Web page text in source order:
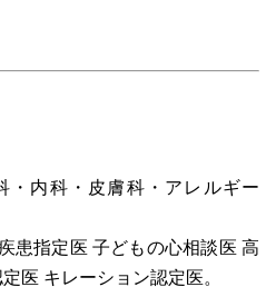
・内科・皮膚科・アレルギー
患指定医 子どもの心相談医 高
医 キレーション認定医。